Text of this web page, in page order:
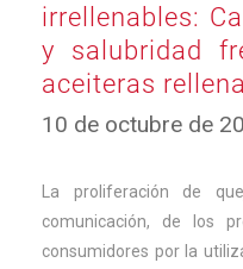
irrellenables:
y salubridad
aceiteras
10 de octubre de
La proliferación de
comunicación, de los
consumidores por la